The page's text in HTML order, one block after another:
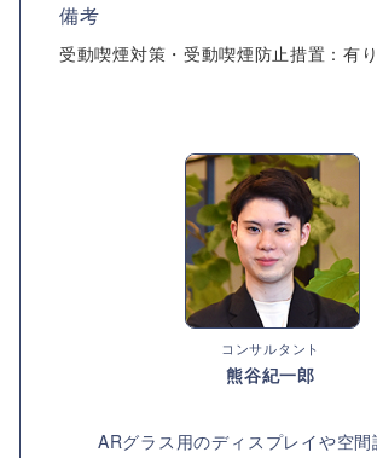
備考
受動喫煙対策・受動喫煙防止措置：有り
コンサルタント
熊谷紀一郎
ARグラス用のディスプレイや空間